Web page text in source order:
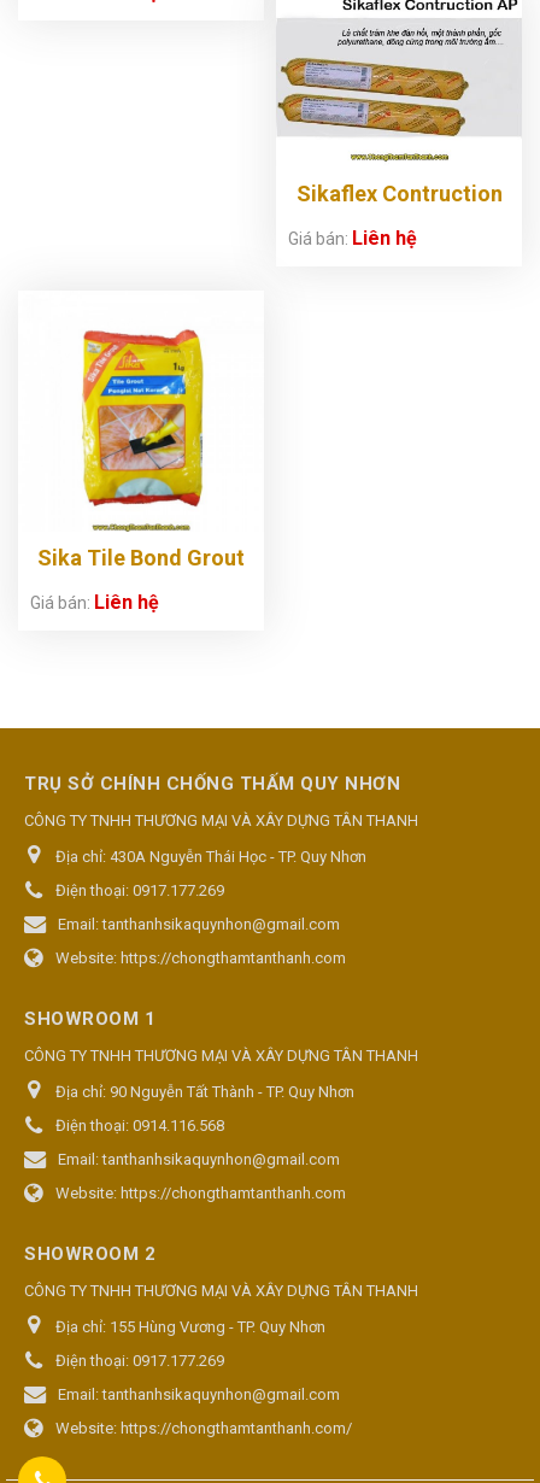
Sikaflex Contruction
Giá bán: Liên hệ
Sika Tile Bond Grout
Giá bán: Liên hệ
TRỤ SỞ CHÍNH CHỐNG THẤM QUY NHƠN
CÔNG TY TNHH THƯƠNG MẠI VÀ XÂY DỰNG TÂN THANH
Địa chỉ: 430A Nguyễn Thái Học - TP. Quy Nhơn
Điện thoại: 0917.177.269
Email:tanthanhsikaquynhon@gmail.com
Website: https://chongthamtanthanh.com
SHOWROOM 1
CÔNG TY TNHH THƯƠNG MẠI VÀ XÂY DỰNG TÂN THANH
Địa chỉ: 90 Nguyễn Tất Thành - TP. Quy Nhơn
Điện thoại: 0914.116.568
Email:tanthanhsikaquynhon@gmail.com
Website: https://chongthamtanthanh.com
SHOWROOM 2
CÔNG TY TNHH THƯƠNG MẠI VÀ XÂY DỰNG TÂN THANH
Địa chỉ: 155 Hùng Vương - TP. Quy Nhơn
Điện thoại: 0917.177.269
Email:tanthanhsikaquynhon@gmail.com
Website: https://chongthamtanthanh.com/